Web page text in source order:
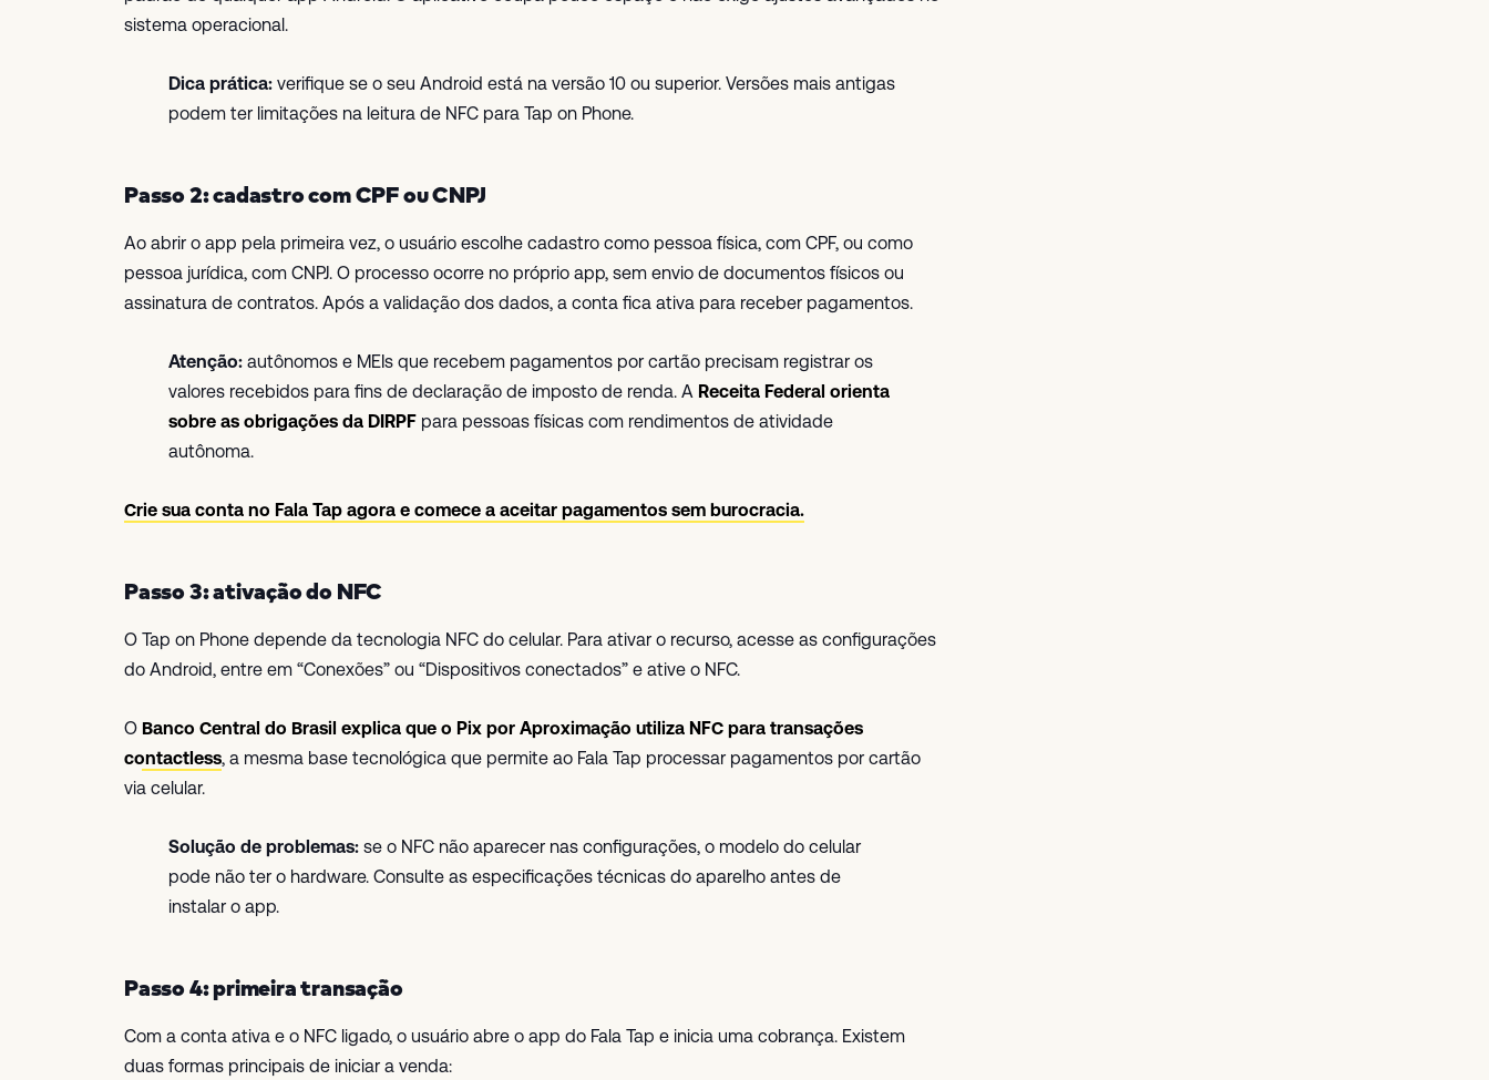
sistema operacional.
Dica prática: verifique se o seu Android está na versão 10 ou superior. Versões mais antigas
podem ter limitações na leitura de NFC para Tap on Phone.
Passo 2: cadastro com CPF ou CNPJ
Ao abrir o app pela primeira vez, o usuário escolhe cadastro como pessoa física, com CPF, ou como
pessoa jurídica, com CNPJ. O processo ocorre no próprio app, sem envio de documentos físicos ou
assinatura de contratos. Após a validação dos dados, a conta fica ativa para receber pagamentos.
Atenção: autônomos e MEIs que recebem pagamentos por cartão precisam registrar os
valores recebidos para fins de declaração de imposto de renda. A Receita Federal orienta
sobre as obrigações da DIRPF para pessoas físicas com rendimentos de atividade
autônoma.
Crie sua conta no Fala Tap agora e comece a aceitar pagamentos sem burocracia.
Passo 3: ativação do NFC
O Tap on Phone depende da tecnologia NFC do celular. Para ativar o recurso, acesse as configurações
do Android, entre em “Conexões” ou “Dispositivos conectados” e ative o NFC.
O Banco Central do Brasil explica que o Pix por Aproximação utiliza NFC para transações
contactless, a mesma base tecnológica que permite ao Fala Tap processar pagamentos por cartão
via celular.
Solução de problemas: se o NFC não aparecer nas configurações, o modelo do celular
pode não ter o hardware. Consulte as especificações técnicas do aparelho antes de
instalar o app.
Passo 4: primeira transação
Com a conta ativa e o NFC ligado, o usuário abre o app do Fala Tap e inicia uma cobrança. Existem
duas formas principais de iniciar a venda: